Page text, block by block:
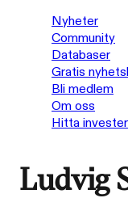
Nyheter
Community
Databaser
Gratis
Bli medlem
Om oss
Hitta
Ludvig